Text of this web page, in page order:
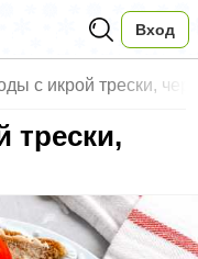
Вход
с икрой трески,
трески,